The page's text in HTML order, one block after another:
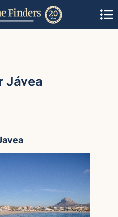
Jávea